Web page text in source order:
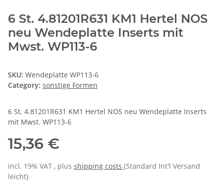
6 St. 4.81201R631 KM1 Hertel NOS
neu Wendeplatte Inserts mit
Mwst. WP113-6
SKU: Wendeplatte WP113-6
Category: sonstige Formen
6 St. 4.81201R631 KM1 Hertel NOS neu Wendeplatte Inserts
mit Mwst. WP113-6
15,36 €
incl. 19% VAT , plus shipping costs (Standard Int'l Versand
leicht)